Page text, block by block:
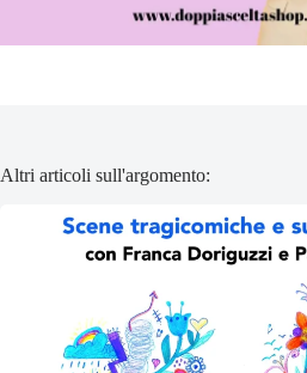
Altri articoli sull'argomento: